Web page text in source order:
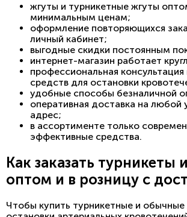
жгуты и турникетные жгуты
минимальным ценам;
оформление повторяющихся
личный кабинет;
выгодные скидки постоянным
интернет-магазин работает
профессиональная
средств для остановки
удобные способы безналичной
оперативная доставка на любой
адрес;
в ассортименте только
эффективные средства.
Как заказать турникеты
оптом и в розницу с
Чтобы купить турникетные и обычные